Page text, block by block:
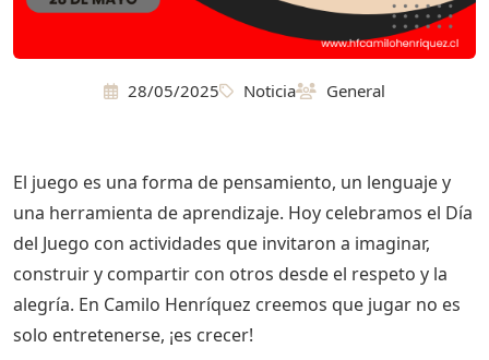
28/05/2025 Noticia General
El juego es una forma de pensamiento, un lenguaje y
una herramienta de aprendizaje. Hoy celebramos el Día
del Juego con actividades que invitaron a imaginar,
construir y compartir con otros desde el respeto y la
alegría. En Camilo Henríquez creemos que jugar no es
solo entretenerse, ¡es crecer!